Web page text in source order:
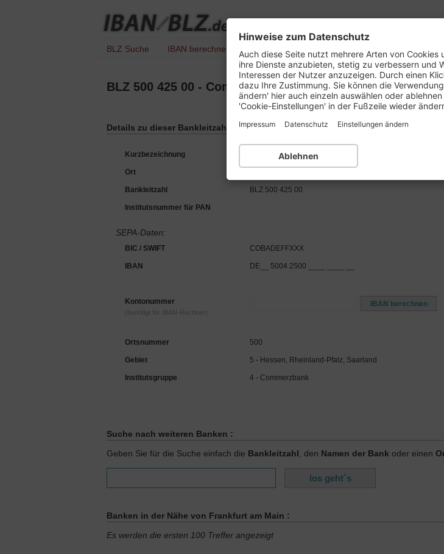
BLZ Suche IBAN berechnen IBAN prüfen BLZ-Liste: 2..
BLZ 500 425 00 - Commerzbank Zw 425 - keine
Details zu dieser Bankleitzahl :
Kurzbezeichnung Commerzbank Frankfurt
Ort
Bankleitzahl BLZ 500 425 00
Institutsnummer für PAN
SEPA-Daten:
BIC / SWIFT COBADEFFXXX
IBAN DE__ 5004 2500 ____ ____ __
Kontonummer
(benötigt für IBAN-Rechner)
Ortsnummer 500
Gebiet 5 - Hessen, Rheinland-Pfalz, Saarland
Institutsgruppe 4 - Commerzbank
Suche nach weiteren Banken :
Geben Sie für die Suche einfach die Bankleitzahl , den Namen der Bank oder einen
Banken in der Nähe von Frankfurt am Main :
Es werden die ersten 100 Treffer angezeigt
Hinweise zum Datenschutz
Auch diese Seite nutzt mehrere Arten von Cookies
ihre Dienste anzubieten, stetig zu verbessern und
Interessen der Nutzer anzuzeigen. Durch einen
dazu Ihre Zustimmung. Sie können die
ändern' hier auch einzeln auswählen oder
'Cookie-Einstellungen' in der Fußzeile wieder
Impressum Datenschutz Einstellungen ändern
Ablehnen